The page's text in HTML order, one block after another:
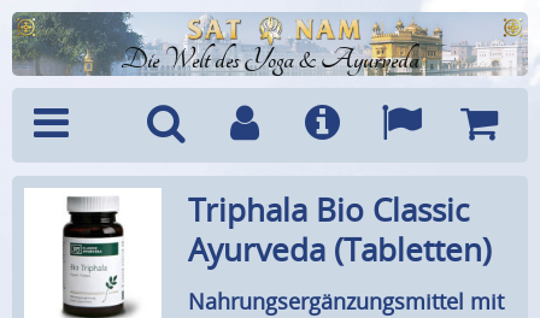
Die Welt des Yoga & Ayurveda
Menü SucheBenutzerkonto
Info Sprachen
Triphala Bio Classic
Ayurveda (Tabletten)
Nahrungsergänzungsmittel mit